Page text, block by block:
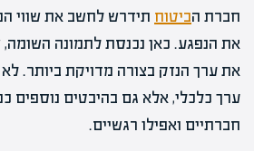
חברת הביטוח תידרש לחשב את שווי
את הנפגע. כאן נכנסת לתמונה
את ערך הנזק בצורה מדויקת ביותר.
ערך כלכלי, אלא גם בהיבטים נוספים
חברתיים ואפילו רגשיים.